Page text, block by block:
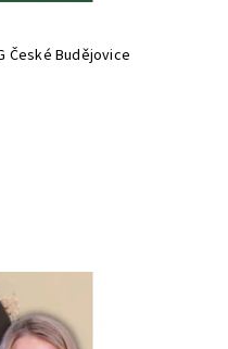
České Budějovice